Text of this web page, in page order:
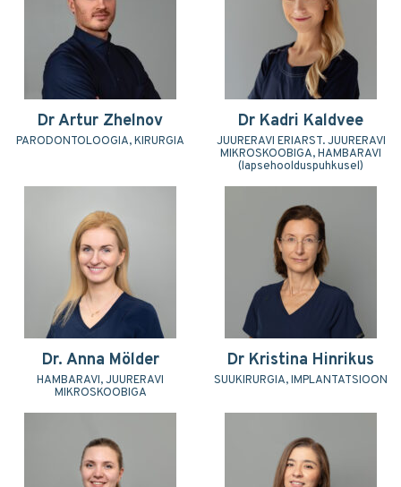
Dr Artur Zhelnov
PARODONTOLOOGIA, KIRURGIA
Dr Kadri Kaldvee
JUURERAVI ERIARST. JUURERAVI
MIKROSKOOBIGA, HAMBARAVI
(lapsehoolduspuhkusel)
Dr. Anna Mölder
HAMBARAVI, JUURERAVI
MIKROSKOOBIGA
Dr Kristina Hinrikus
SUUKIRURGIA, IMPLANTATSIOON